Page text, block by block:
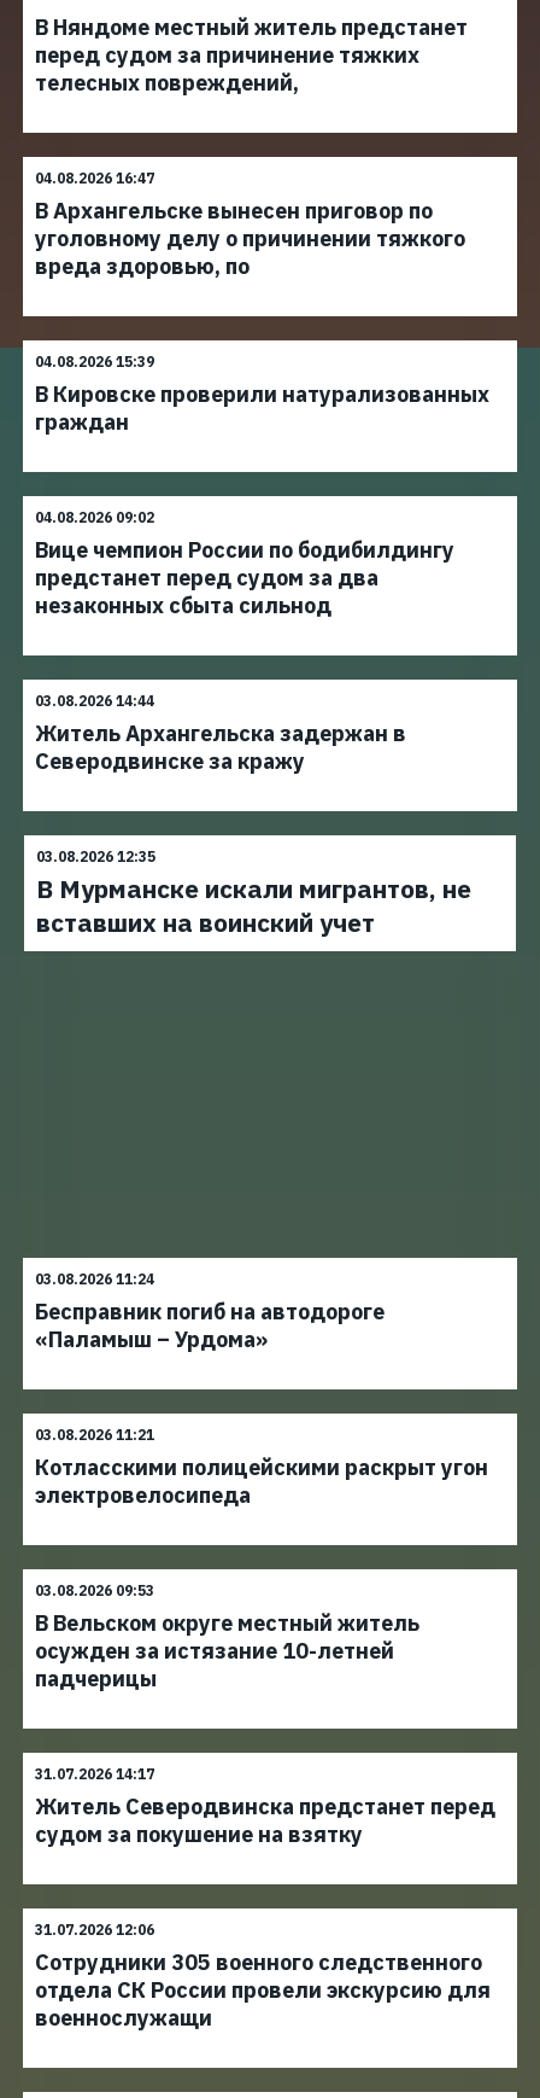
В Няндоме местный житель предстанет
перед судом за причинение тяжких
телесных повреждений,
04.08.2026 16:47
В Архангельске вынесен приговор по
уголовному делу о причинении тяжкого
вреда здоровью, по
04.08.2026 15:39
В Кировске проверили натурализованных
граждан
04.08.2026 09:02
Вице чемпион России по бодибилдингу
предстанет перед судом за два
незаконных сбыта сильнод
03.08.2026 14:44
Житель Архангельска задержан в
Северодвинске за кражу
03.08.2026 12:35
В Мурманске искали мигрантов, не
вставших на воинский учет
03.08.2026 11:24
Бесправник погиб на автодороге
«Паламыш – Урдома»
03.08.2026 11:21
Котласскими полицейскими раскрыт угон
электровелосипеда
03.08.2026 09:53
В Вельском округе местный житель
осужден за истязание 10-летней
падчерицы
31.07.2026 14:17
Житель Северодвинска предстанет перед
судом за покушение на взятку
31.07.2026 12:06
Сотрудники 305 военного следственного
отдела СК России провели экскурсию для
военнослужащи